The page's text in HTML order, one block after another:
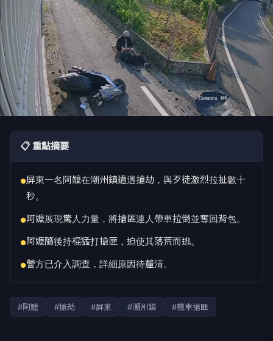
📋 重點摘要
●屏東一名阿嬤在潮州鎮遭遇搶劫，與歹徒激烈拉扯數十
秒。
●阿嬤展現驚人力量，將搶匪連人帶車拉倒並奪回背包。
●阿嬤隨後持棍猛打搶匪，迫使其落荒而逃。
●警方已介入調查，詳細原因待釐清。
#阿嬤 #搶劫 #屏東 #潮州鎮 #機車搶匪